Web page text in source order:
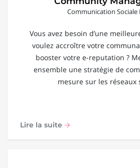
Communication Sociale
Vous avez besoin d’une
voulez accroître votre
booster votre e-reputation ?
ensemble une stratégie de
mesure sur les réseaux
Lire la suite